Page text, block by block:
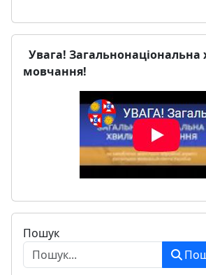
Увага! Загальнонаціональна
мовчання!
Пошук